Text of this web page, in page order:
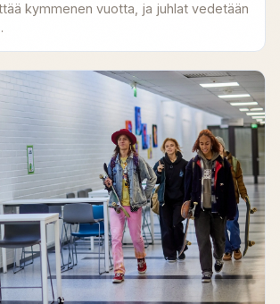
kymmenen vuotta, ja juhlat vedetään